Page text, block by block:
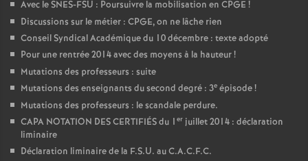
Avec le SNES-FSU : Poursuivre la mobilisation en CPGE !
Discussions sur le métier : CPGE, on ne lâche rien
Conseil Syndical Académique du 10 décembre : texte adopté
Pour une rentrée 2014 avec des moyens à la hauteur!
Mutations des professeurs : suite
Mutations des enseignants du second degré : 3e épisode!
Mutations des professeurs : le scandale perdure.
CAPA NOTATION DES CERTIFIÉS du 1 er juillet 2014 : déclaration
liminaire
Déclaration liminaire de la F.S.U. au C.A.C.F.C.